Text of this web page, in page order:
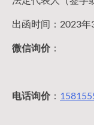
出函时间：2023年
微信询价：
电话询价：